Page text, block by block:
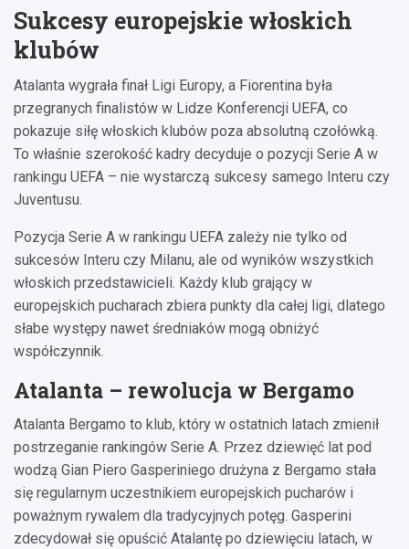
Sukcesy europejskie włoskich
klubów
Atalanta wygrała finał Ligi Europy, a Fiorentina była
przegranych finalistów w Lidze Konferencji UEFA, co
pokazuje siłę włoskich klubów poza absolutną czołówką.
To właśnie szerokość kadry decyduje o pozycji Serie A w
rankingu UEFA – nie wystarczą sukcesy samego Interu czy
Juventusu.
Pozycja Serie A w rankingu UEFA zależy nie tylko od
sukcesów Interu czy Milanu, ale od wyników wszystkich
włoskich przedstawicieli. Każdy klub grający w
europejskich pucharach zbiera punkty dla całej ligi, dlatego
słabe występy nawet średniaków mogą obniżyć
współczynnik.
Atalanta – rewolucja w Bergamo
Atalanta Bergamo to klub, który w ostatnich latach zmienił
postrzeganie rankingów Serie A. Przez dziewięć lat pod
wodzą Gian Piero Gasperiniego drużyna z Bergamo stała
się regularnym uczestnikiem europejskich pucharów i
poważnym rywalem dla tradycyjnych potęg. Gasperini
zdecydował się opuścić Atalantę po dziewięciu latach, w